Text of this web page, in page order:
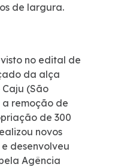
de largura.
no edital de
da alça
(São
a remoção de
de 300
novos
desenvolveu
Agência